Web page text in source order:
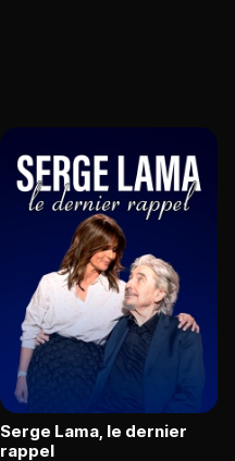
Serge Lama, le dernier
rappel